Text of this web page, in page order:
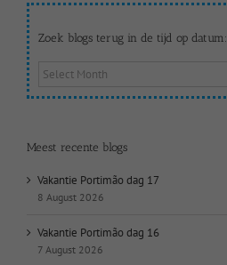
Zoek blogs terug in de tijd op datum:
Zoek
op
datum:
Meest recente blogs
Vakantie Portimão dag 17
8 August 2026
Vakantie Portimão dag 16
7 August 2026